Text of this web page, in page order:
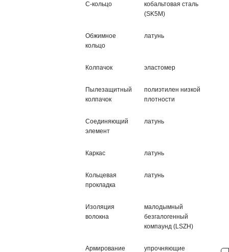
С-кольцо
кобальтовая сталь
(SK5M)
Обжимное
кольцо
латунь
Колпачок эластомер
Пылезащитный
колпачок
полиэтилен низкой
плотности
Соединяющий
элемент
латунь
Каркас латунь
Кольцевая
прокладка
латунь
Изоляция
волокна
малодымный
безгалогенный
компаунд (LSZH)
Армирование упрочняющие